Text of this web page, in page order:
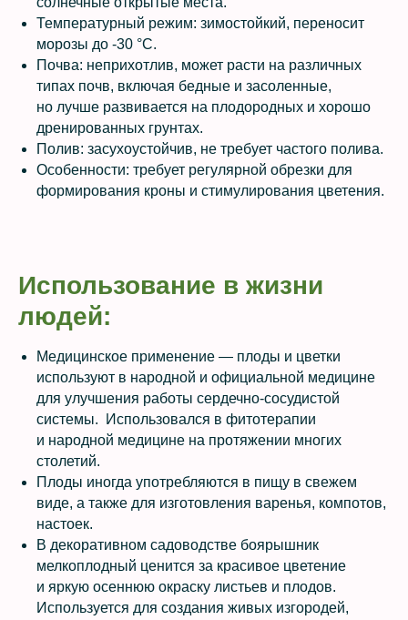
Температурный режим: зимостойкий, переносит
морозы до -30 °C.
Почва: неприхотлив, может расти на различных
типах почв, включая бедные и засоленные,
но лучше развивается на плодородных и хорошо
дренированных грунтах.
Полив: засухоустойчив, не требует частого полива.
Особенности: требует регулярной обрезки для
формирования кроны и стимулирования цветения.
Использование в жизни
людей:
Медицинское применение — плоды и цветки
используют в народной и официальной медицине
для улучшения работы сердечно-сосудистой
системы. Использовался в фитотерапии
и народной медицине на протяжении многих
столетий.
Плоды иногда употребляются в пищу в свежем
виде, а также для изготовления варенья, компотов,
настоек.
В декоративном садоводстве боярышник
мелкоплодный ценится за красивое цветение
и яркую осеннюю окраску листьев и плодов.
Используется для создания живых изгородей,